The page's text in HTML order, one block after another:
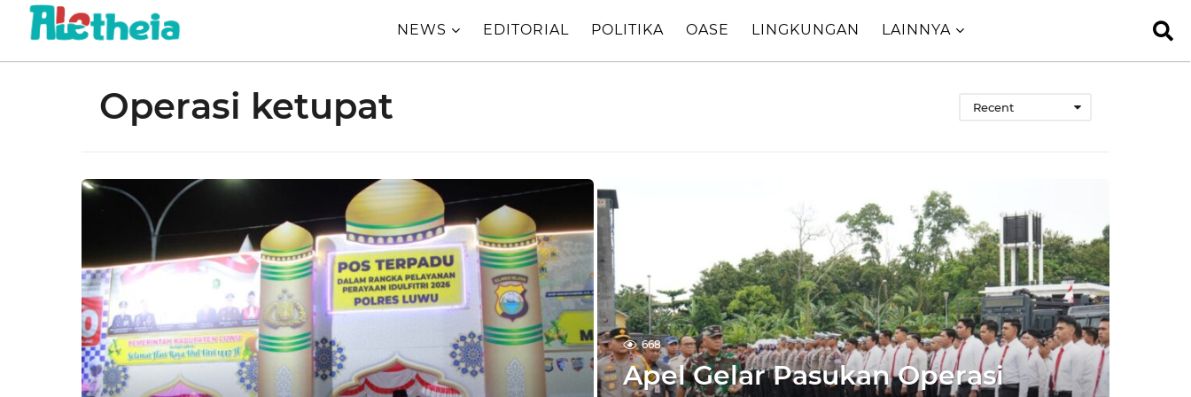
NEWS EDITORIAL POLITIKA OASE LINGKUNGAN LAINNYA
Operasi ketupat Recent
668
Apel Gelar Pasukan Operasi